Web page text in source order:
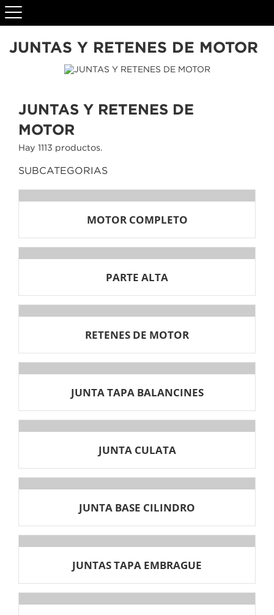
JUNTAS Y RETENES DE MOTOR
JUNTAS Y RETENES DE
MOTOR
Hay 1113 productos.
SUBCATEGORIAS
MOTOR COMPLETO
PARTE ALTA
RETENES DE MOTOR
JUNTA TAPA BALANCINES
JUNTA CULATA
JUNTA BASE CILINDRO
JUNTAS TAPA EMBRAGUE